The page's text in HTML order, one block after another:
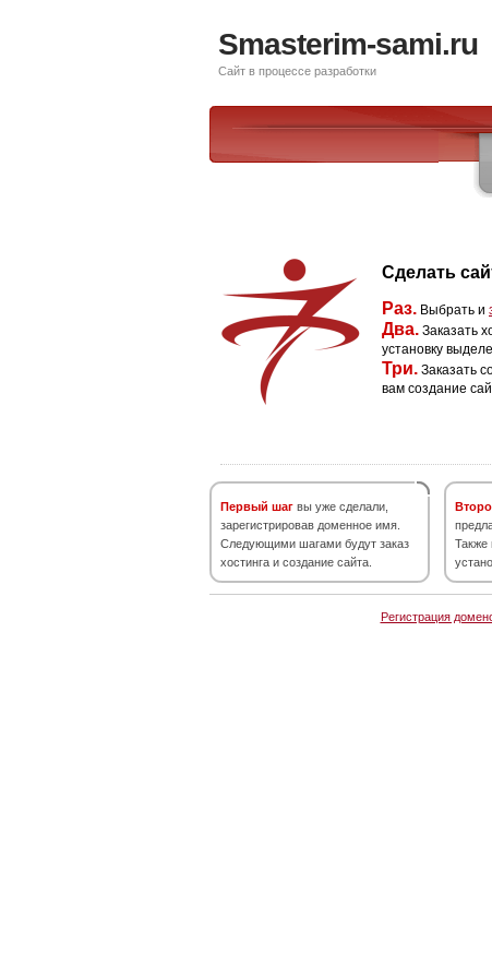
Smasterim-sami.ru
Сайт в процессе разработки
Сделать
Раз. Выбрать и
Два. Заказать
установку
Три. Заказать
вам создание
Первый шаг вы уже сделали,
зарегистрировав доменное имя.
Следующими шагами будут заказ
хостинга и создание сайта.
Также
Регистрация